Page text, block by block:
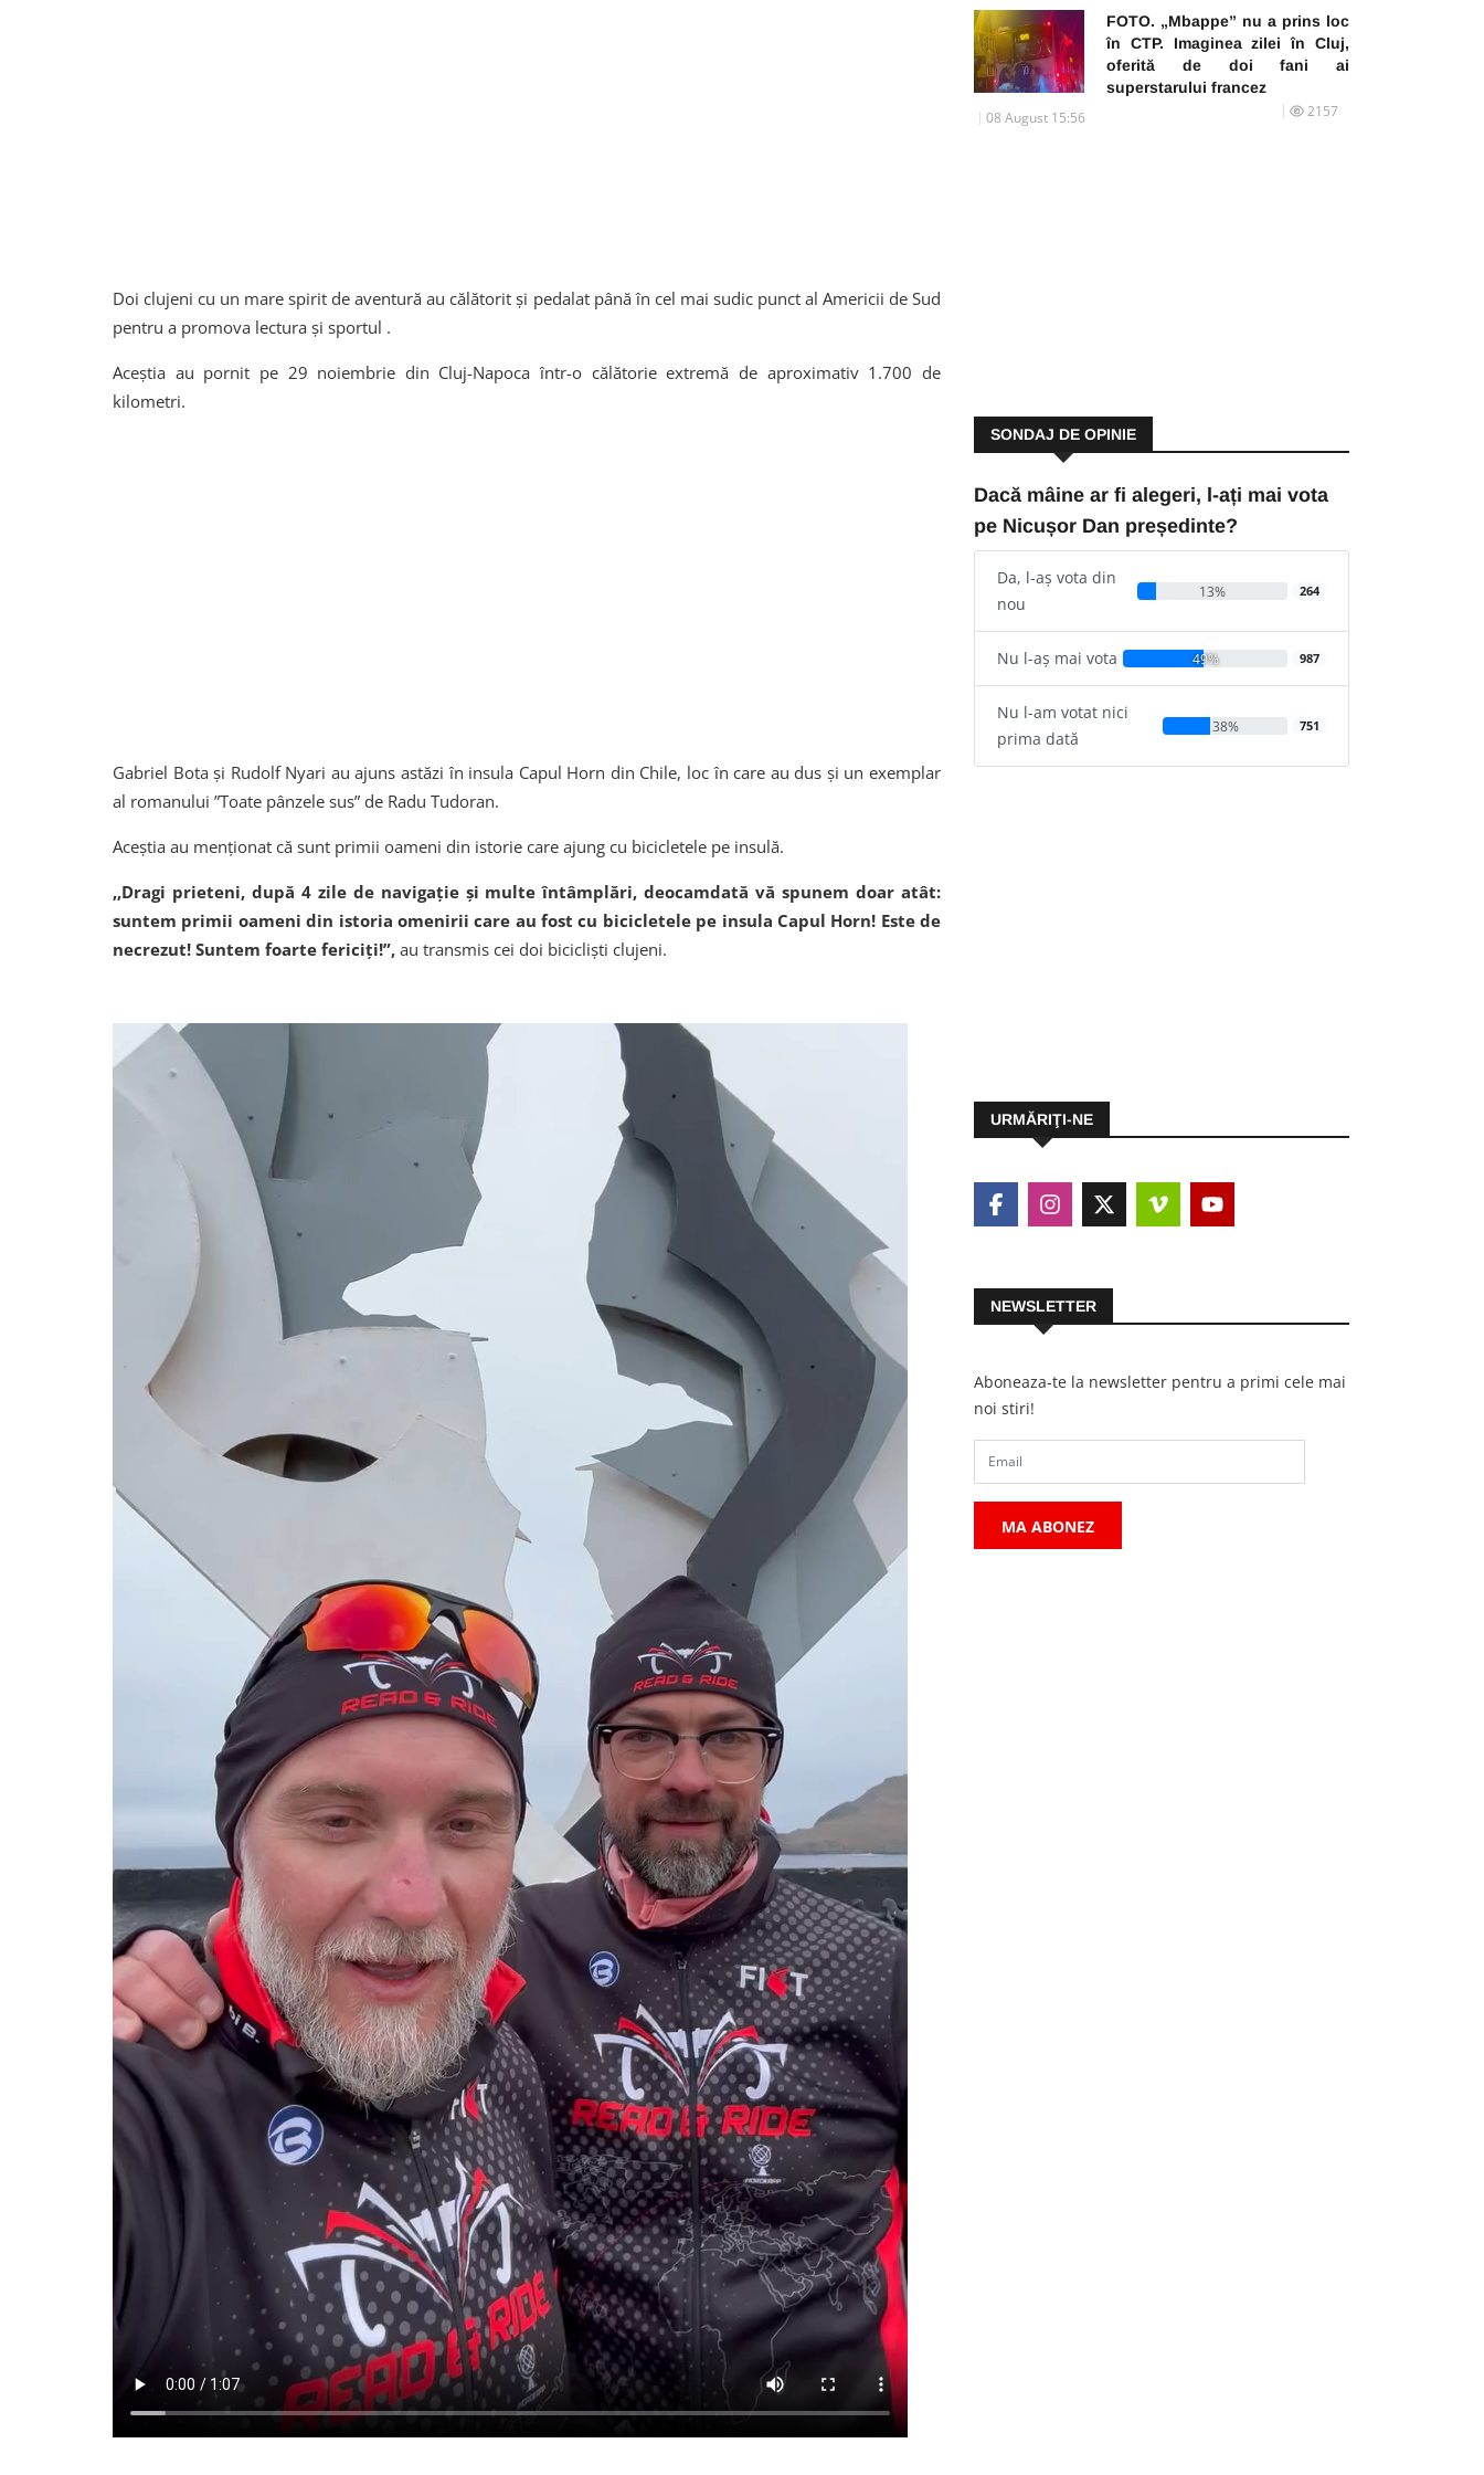
Doi clujeni cu un mare spirit de aventură au călătorit și pedalat până în cel mai sudic punct al Americii de Sud
pentru a promova lectura și sportul .
Aceștia au pornit pe 29 noiembrie din Cluj-Napoca într-o călătorie extremă de aproximativ 1.700 de
kilometri.
Gabriel Bota şi Rudolf Nyari au ajuns astăzi în insula Capul Horn din Chile, loc în care au dus și un exemplar
al romanului ”Toate pânzele sus” de Radu Tudoran.
Aceștia au menționat că sunt primii oameni din istorie care ajung cu bicicletele pe insulă.
,,Dragi prieteni, după 4 zile de navigație și multe întâmplări, deocamdată vă spunem doar atât:
suntem primii oameni din istoria omenirii care au fost cu bicicletele pe insula Capul Horn! Este de
necrezut! Suntem foarte fericiți!”, au transmis cei doi bicicliști clujeni.
FOTO. „Mbappe” nu a prins loc
în CTP. Imaginea zilei în Cluj,
oferită de doi fani ai
superstarului francez
08 August 15:56 2157
SONDAJ DE OPINIE
Dacă mâine ar fi alegeri, l-ați mai vota
pe Nicușor Dan președinte?
Da, l-aș vota din
nou
13% 264
Nu l-aș mai vota 49% 987
Nu l-am votat nici
prima dată
38% 751
URMĂRIŢI-NE
NEWSLETTER
Aboneaza-te la newsletter pentru a primi cele mai
noi stiri!
MA ABONEZ